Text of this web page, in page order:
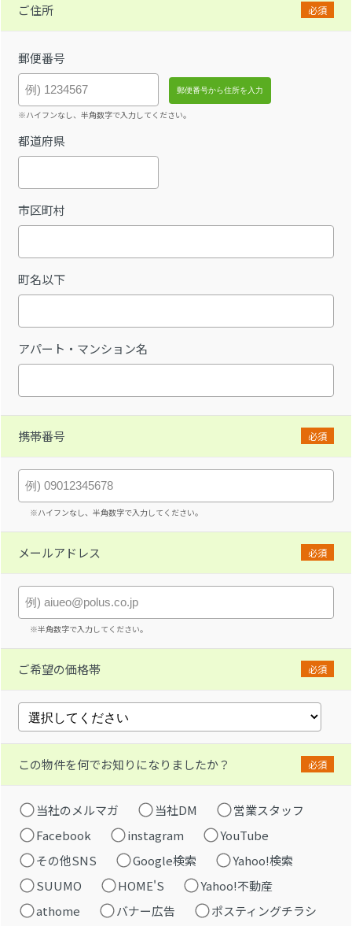
ご住所 必須
郵便番号
※ハイフンなし、半角数字で入力してください。
都道府県
市区町村
町名以下
アパート・マンション名
携帯番号 必須
※ハイフンなし、半角数字で入力してください。
メールアドレス 必須
※半角数字で入力してください。
ご希望の価格帯 必須
この物件を何でお知りになりましたか？ 必須
当社のメルマガ 当社DM
営業スタッフ
Facebook
instagram
YouTube
その他SNS
Google検索
Yahoo!検索
SUUMO
HOME'S
Yahoo!不動産
athome
バナー広告
ポスティングチラシ